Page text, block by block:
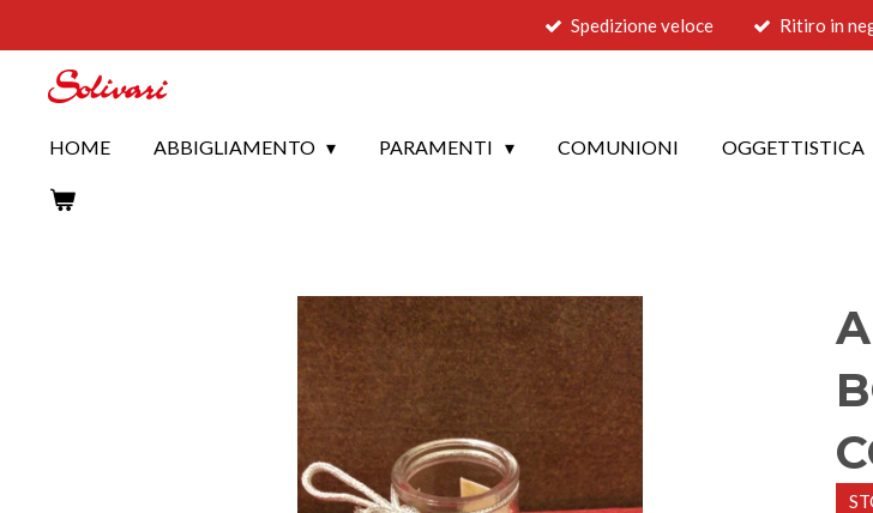
contenuto
Spedizione veloce Ritiro in
HOME ABBIGLIAMENTO PARAMENTI COMUNIONI OGGETTISTICA